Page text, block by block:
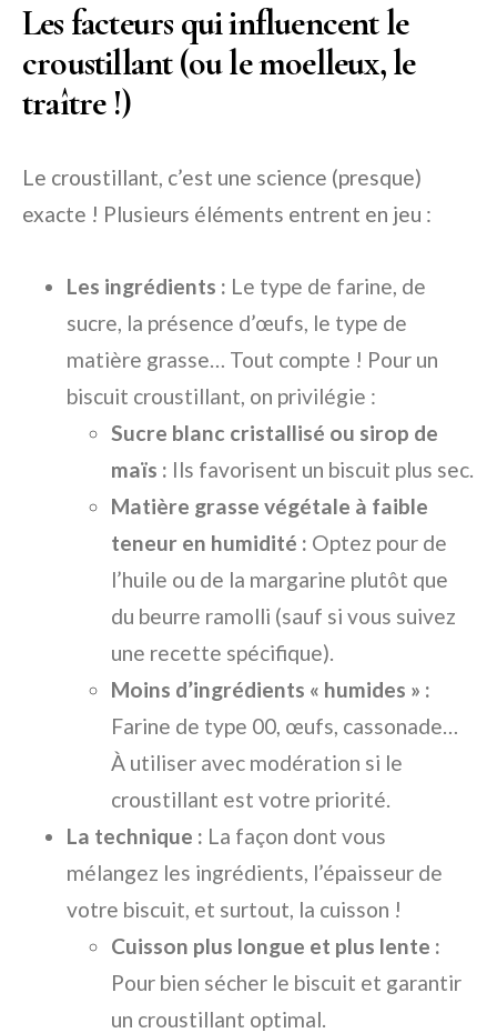
Les facteurs qui influencent le
croustillant (ou le moelleux, le
traître !)
Le croustillant, c’est une science (presque)
exacte ! Plusieurs éléments entrent en jeu :
Les ingrédients : Le type de farine, de
sucre, la présence d’œufs, le type de
matière grasse… Tout compte ! Pour un
biscuit croustillant, on privilégie :
Sucre blanc cristallisé ou sirop de
maïs : Ils favorisent un biscuit plus sec.
Matière grasse végétale à faible
teneur en humidité : Optez pour de
l’huile ou de la margarine plutôt que
du beurre ramolli (sauf si vous suivez
une recette spécifique).
Moins d’ingrédients « humides » :
Farine de type 00, œufs, cassonade…
À utiliser avec modération si le
croustillant est votre priorité.
La technique : La façon dont vous
mélangez les ingrédients, l’épaisseur de
votre biscuit, et surtout, la cuisson !
Cuisson plus longue et plus lente :
Pour bien sécher le biscuit et garantir
un croustillant optimal.